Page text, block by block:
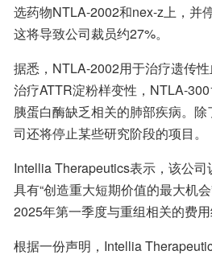
选药物NTLA-2002和nex-z上，并
这将导致公司裁员约27%。
据悉，NTLA-2002用于治疗遗传
治疗ATTR淀粉样变性，NTLA-
胰蛋白酶缺乏相关的肺部疾病。
司还将停止某些研究阶段的项目。
Intellia Therapeutics表示，该公
具有“创造重大短期价值的最大机
2025年第一季度与重组相关的费用
根据一份声明，Intellia